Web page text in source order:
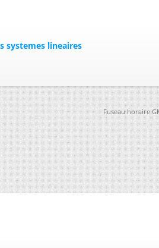
systemes lineaires
Fuseau horaire